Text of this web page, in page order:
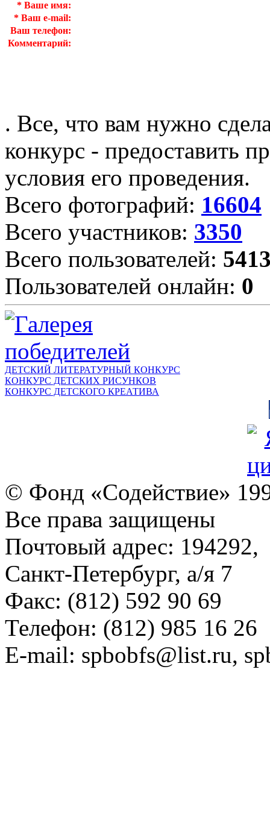
* Ваше имя:
* Ваш e-mail:
Ваш телефон:
Комментарий:
. Все, что вам нужно
конкурс - предоставить
условия его проведения.
Всего фотографий: 16604
Всего участников: 3350
Всего пользователей:
Пользователей онлайн: 0
ДЕТСКИЙ ЛИТЕРАТУРНЫЙ КОНКУРС
КОНКУРС ДЕТСКИХ РИСУНКОВ
КОНКУРС ДЕТСКОГО КРЕАТИВА
© Фонд «Содействие»
Все права защищены
Почтовый адрес: 194292,
Санкт-Петербург, а/я 7
Факс: (812) 592 90 69
Телефон: (812) 985 16 26
E-mail: spbobfs@list.ru,